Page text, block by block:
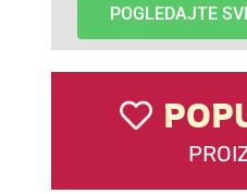
POGLEDAJTE